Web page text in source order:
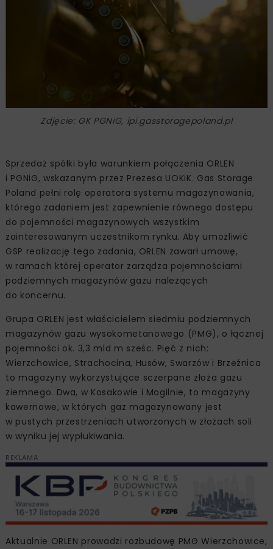
Zdjęcie: GK PGNiG, ipi.gasstoragepoland.pl
Sprzedaż spółki była warunkiem połączenia ORLEN
i PGNiG, wskazanym przez Prezesa UOKiK. Gas Storage
Poland pełni rolę operatora systemu magazynowania,
którego zadaniem jest zapewnienie równego dostępu
do pojemności magazynowych wszystkim
zainteresowanym uczestnikom rynku. Aby umożliwić
GSP realizację tego zadania, ORLEN zawarł umowę,
w ramach której operator zarządza pojemnościami
podziemnych magazynów gazu należących
do koncernu.
Grupa ORLEN jest właścicielem siedmiu podziemnych
magazynów gazu wysokometanowego (PMG), o łącznej
pojemności ok. 3,3 mld m sześc. Pięć z nich:
Wierzchowice, Strachocina, Husów, Swarzów i Brzeźnica
to magazyny wykorzystujące sczerpane złoża gazu
ziemnego. Dwa, w Kosakowie i Mogilnie, to magazyny
kawernowe, w których gaz magazynowany jest
w pustych przestrzeniach utworzonych w złożach soli
w wyniku jej wypłukiwania.
REKLAMA
Aktualnie ORLEN prowadzi rozbudowę PMG Wierzchowice,